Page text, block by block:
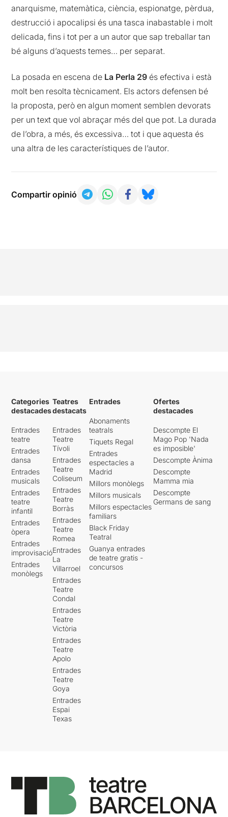
anarquisme, matemàtica, ciència, espionatge, pèrdua,
destrucció i apocalipsi és una tasca inabastable i molt
delicada, fins i tot per a un autor que sap treballar tan
bé alguns d’aquests temes… per separat.
La posada en escena de La Perla 29 és efectiva i està
molt ben resolta tècnicament. Els actors defensen bé
la proposta, però en algun moment semblen devorats
per un text que vol abraçar més del que pot. La durada
de l’obra, a més, és excessiva… tot i que aquesta és
una altra de les característiques de l’autor.
Compartir opinió
Categories
destacades
Entrades
teatre
Entrades
dansa
Entrades
musicals
Entrades
teatre
infantil
Entrades
òpera
Entrades
improvisació
Entrades
monòlegs
Teatres
destacats
Entrades
Teatre
Tívoli
Entrades
Teatre
Coliseum
Entrades
Teatre
Borràs
Entrades
Teatre
Romea
Entrades
La
Villarroel
Entrades
Teatre
Condal
Entrades
Teatre
Victòria
Entrades
Teatre
Apolo
Entrades
Teatre
Goya
Entrades
Espai
Texas
Entrades
Abonaments
teatrals
Tiquets Regal
Entrades
espectacles a
Madrid
Millors monòlegs
Millors musicals
Millors espectacles
familiars
Black Friday
Teatral
Guanya entrades
de teatre gratis -
concursos
Ofertes
destacades
Descompte El
Mago Pop 'Nada
es imposible'
Descompte Ànima
Descompte
Mamma mia
Descompte
Germans de sang